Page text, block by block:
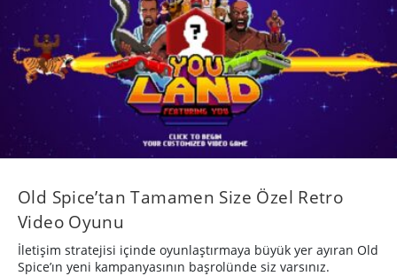
Old Spice’tan Tamamen Size Özel Retro
Video Oyunu
İletişim stratejisi içinde oyunlaştırmaya büyük yer ayıran Old
Spice’ın yeni kampanyasının başrolünde siz varsınız.